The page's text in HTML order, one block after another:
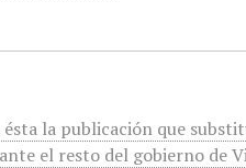
ésta la publicación que
el resto del gobierno de